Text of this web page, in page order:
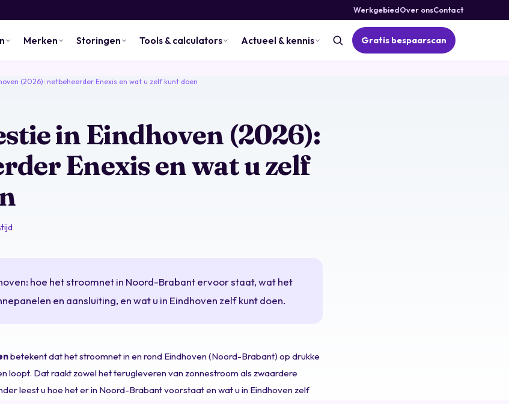
WerkgebiedOver onsContact
Merken Storingen Tools & calculators Actueel & kennis Gratis bespaarscan
(2026): netbeheerder Enexis en wat u zelf kunt doen
in Eindhoven (2026):
Enexis en wat u zelf
hoe het stroomnet in Noord-Brabant ervoor staat, wat het
en aansluiting, en wat u in Eindhoven zelf kunt doen.
betekent dat het stroomnet in en rond Eindhoven (Noord-Brabant) op drukke
loopt. Dat raakt zowel het terugleveren van zonnestroom als zwaardere
leest u hoe het er in Noord-Brabant voorstaat en wat u in Eindhoven zelf